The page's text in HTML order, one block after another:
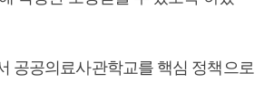
공공의료사관학교를 핵심 정책으로